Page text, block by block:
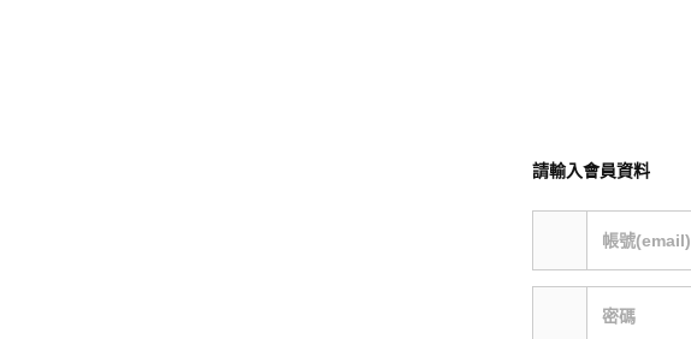
請輸入會員資料
帳號(email)
密碼